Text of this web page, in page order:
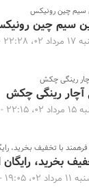
سیم چین رونیکس
سیم چین
22:28 -
رینگی چکش
آچار رینگی چکش
-
فرهمند با تخفیف بخرید،
بخرید،
19:05 -